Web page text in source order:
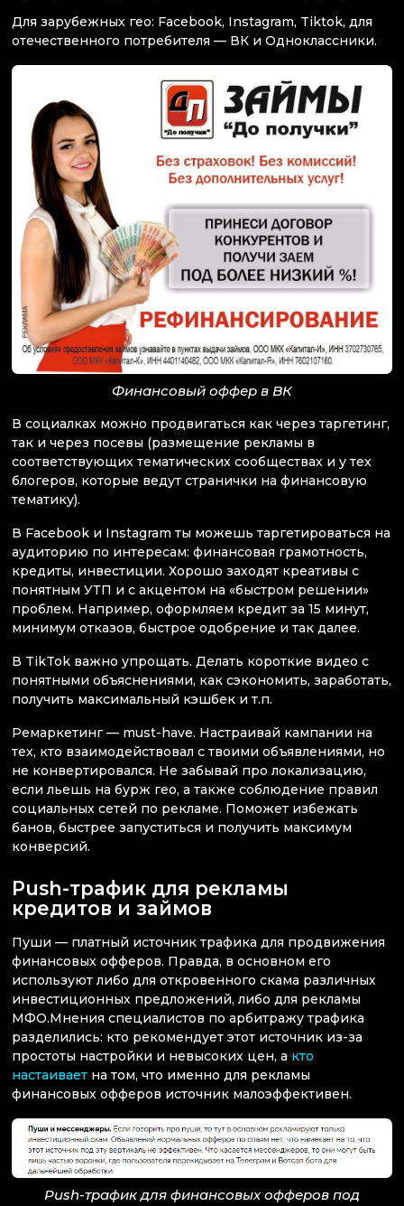
Для зарубежных гео: Facebook, Instagram, Tiktok, для
отечественного потребителя — ВК и Одноклассники.
Финансовый оффер в ВК
В социалках можно продвигаться как через таргетинг,
так и через посевы (размещение рекламы в
соответствующих тематических сообществах и у тех
блогеров, которые ведут странички на финансовую
тематику).
В Facebook и Instagram ты можешь таргетироваться на
аудиторию по интересам: финансовая грамотность,
кредиты, инвестиции. Хорошо заходят креативы с
понятным УТП и с акцентом на «быстром решении»
проблем. Например, оформляем кредит за 15 минут,
минимум отказов, быстрое одобрение и так далее.
В TikTok важно упрощать. Делать короткие видео с
понятными объяснениями, как сэкономить, заработать,
получить максимальный кэшбек и т.п.
Ремаркетинг — must-have. Настраивай кампании на
тех, кто взаимодействовал с твоими объявлениями, но
не конвертировался. Не забывай про локализацию,
если льешь на бурж гео, а также соблюдение правил
социальных сетей по рекламе. Поможет избежать
банов, быстрее запуститься и получить максимум
конверсий.
Push-трафик для рекламы
кредитов и займов
Пуши — платный источник трафика для продвижения
финансовых офферов. Правда, в основном его
используют либо для откровенного скама различных
инвестиционных предложений, либо для рекламы
МФО.Мнения специалистов по арбитражу трафика
разделились: кто рекомендует этот источник из-за
простоты настройки и невысоких цен, а кто
настаивает на том, что именно для рекламы
финансовых офферов источник малоэффективен.
Push-трафик для финансовых офферов под